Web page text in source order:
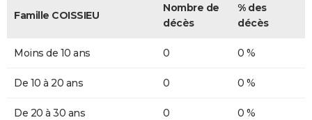
Famille COISSIEU
Nombre de
décès
% des
décès
Moins de 10 ans 0 0 %
De 10 à 20 ans 0 0 %
De 20 à 30 ans 0 0 %